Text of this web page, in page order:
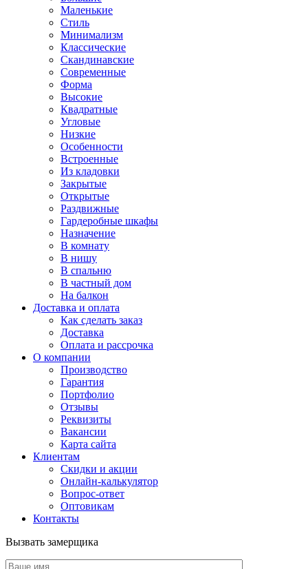
Маленькие
Стиль
Минимализм
Классические
Скандинавские
Современные
Форма
Высокие
Квадратные
Угловые
Низкие
Особенности
Встроенные
Из кладовки
Закрытые
Открытые
Раздвижные
Гардеробные шкафы
Назначение
В комнату
В нишу
В спальню
В частный дом
На балкон
Доставка и оплата
Как сделать заказ
Доставка
Оплата и рассрочка
О компании
Производство
Гарантия
Портфолио
Отзывы
Реквизиты
Вакансии
Карта сайта
Клиентам
Скидки и акции
Онлайн-калькулятор
Вопрос-ответ
Оптовикам
Контакты
Вызвать замерщика